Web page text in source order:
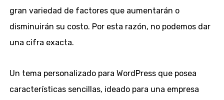
gran variedad de factores que aumentarán o
disminuirán su costo. Por esta razón, no podemos dar
una cifra exacta.
Un tema personalizado para WordPress que posea
características sencillas, ideado para una empresa